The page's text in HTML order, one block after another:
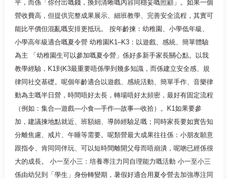
平，而係「你付出嘅錢，換到清晰嘅內容同穩妥嘅照顧」。如果一個
營收費高，但提供完整成果展示、細班教學、完善安全流程，其實可
能比平價但混亂嘅安排更抵玩。 按年齡揀：幼稚園、小學低年級、
小學高年級適合嘅夏令營 幼稚園K1–K3：以遊戲、感統、簡單體驗
為主 「幼稚園生可以參加嘅夏令營」係好多新手家長關心點。以我
教學經驗，K1到K3最重要唔係學到幾多知識，而係建立安全感、規
律同社交基礎。呢個年齡適合以遊戲、感統活動、簡單手作、音樂律
動為主嘅半日營，時間唔好太長，轉場唔好太頻密，最好有固定流程
（例如：集合—遊戲—小食—手作—故事—收拾）。K1如果要參
加，建議揀地點就近、班額細、導師經驗足嘅；同時家長要如實告知
分離焦慮、戒片、午睡等需要。呢類營最大成果往往係：小朋友願意
跟指令、肯同同伴玩、可以短時間離開父母而唔崩潰，呢啲已經係很
大的成長。 小一至小三：培養專注力同自理能力嘅活動 小一至小三
係由幼兒到「學生」身份轉變期，暑假好適合用夏令營去加強專注同